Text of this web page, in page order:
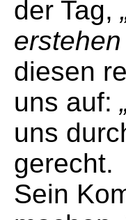
der Tag,
diesen
uns auf:
uns
gerecht.
Sein